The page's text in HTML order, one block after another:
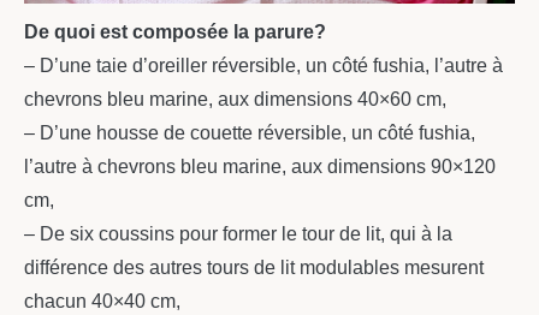
De quoi est composée la parure?
– D’une taie d’oreiller réversible, un côté fushia, l’autre à
chevrons bleu marine, aux dimensions 40×60 cm,
– D’une housse de couette réversible, un côté fushia,
l’autre à chevrons bleu marine, aux dimensions 90×120
cm,
– De six coussins pour former le tour de lit, qui à la
différence des autres tours de lit modulables mesurent
chacun 40×40 cm,